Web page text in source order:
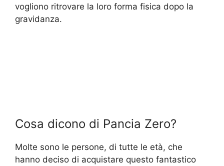
vogliono ritrovare la loro forma fisica dopo la
gravidanza.
Cosa dicono di Pancia Zero?
Molte sono le persone, di tutte le età, che
hanno deciso di acquistare questo fantastico